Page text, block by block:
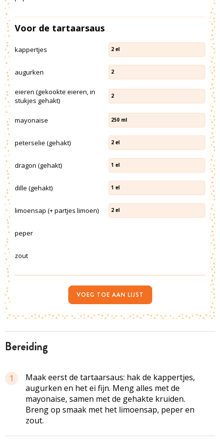
bereiding
1
Maak eerst de tartaarsaus: hak de kappertjes,
augurken en het ei fijn. Meng alles met de
mayonaise, samen met de gehakte kruiden.
Breng op smaak met het limoensap, peper en
zout.
Voor de tartaarsaus
kappertjes 2 el
augurken 2
eieren (gekookte eieren, in
stukjes gehakt)
2
mayonaise 250 ml
peterselie (gehakt) 2 el
dragon (gehakt) 1 el
dille (gehakt) 1 el
limoensap (+ partjes limoen) 2 el
peper
zout
VOEG TOE AAN LIJST